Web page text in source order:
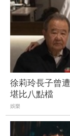
徐莉玲長子曾
堪比八點檔
娛樂